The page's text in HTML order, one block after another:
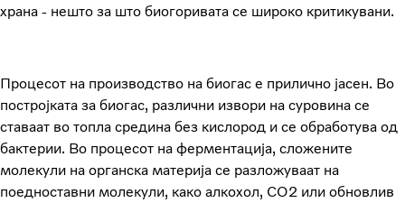
храна - нешто за што биогоривата се широко критикувани.
Процесот на производство на биогас е прилично јасен. Во
постројката за биогас, различни извори на суровина се
ставаат во топла средина без кислород и се обработува од
бактерии. Во процесот на ферментација, сложените
молекули на органска материја се разложуваат на
поедноставни молекули, како алкохол, CO2 или обновлив